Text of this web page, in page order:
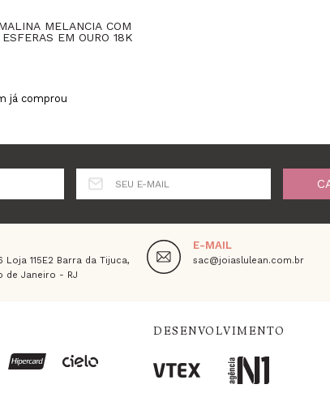
MELANCIA COM
EM OURO 18K
já comprou
SEU E-MAIL
Loja 115E2 Barra da Tijuca,
de Janeiro - RJ
E-MAIL
sac@joiaslulean.com.br
DESENVOLVIMENTO